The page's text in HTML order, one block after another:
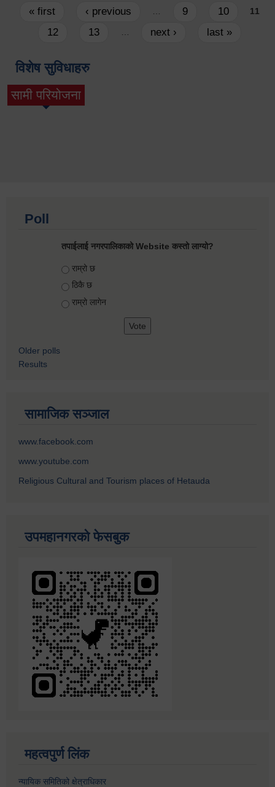
Pages
« first ‹ previous … 9 10 11
12 13 … next › last »
विशेष सुविधाहरु
सामी परियोजना
(active tab)
Poll
तपाईलाई नगरपालिकाको Website कस्तो लाग्यो?
Choices
राम्रो छ
ठिकै छ
राम्रो लागेन
Older polls
Results
सामाजिक सञ्जाल
www.facebook.com
www.youtube.com
Religious Cultural and Tourism places of Hetauda
उपमहानगरको फेसबुक
महत्वपुर्ण लिंक
न्यायिक समितिको क्षेत्राधिकार